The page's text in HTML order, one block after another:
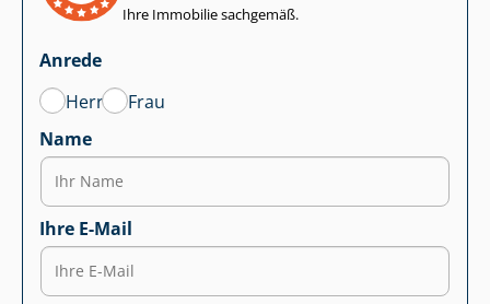
Ihre Immobilie sachgemäß.
Anrede
Herr
Frau
Name
Ihre E-Mail